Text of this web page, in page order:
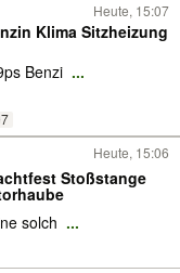
Heute, 15:07
Klima Sitzheizung
Benzi ...
Heute, 15:06
Stoßstange
solch ...